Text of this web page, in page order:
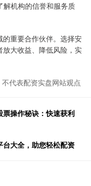
解机构的信誉和服务质
重要合作伙伴。选择安
大收益、降低风险，实
代表配资实盘网站观点
操作秘诀：快速获利
大全，助您轻松配资